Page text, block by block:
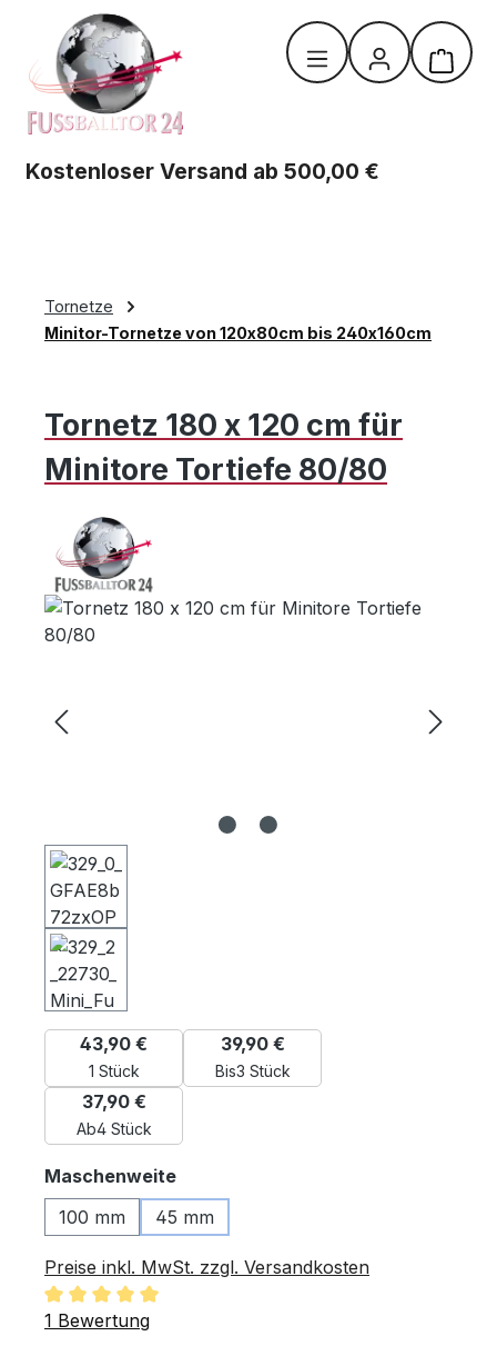
Zum Hauptinhalt springen
Kostenloser Versand ab 500,00 €
Tornetze
Minitor-Tornetze von 120x80cm bis 240x160cm
Tornetz 180 x 120 cm für
Minitore Tortiefe 80/80
Bildergalerie überspringen
1 Stück
43,90 €
Bis3 Stück
39,90 €
Ab4 Stück
37,90 €
Maschenweiteauswählen
100 mm
45 mm
Preise inkl. MwSt. zzgl. Versandkosten
Durchschnittliche Bewertung von 5 von 5 Sternen
1 Bewertung